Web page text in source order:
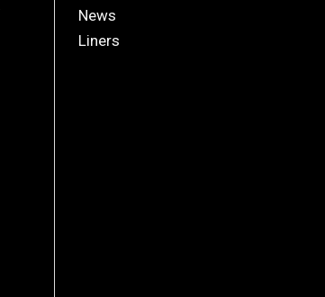
News
Liners